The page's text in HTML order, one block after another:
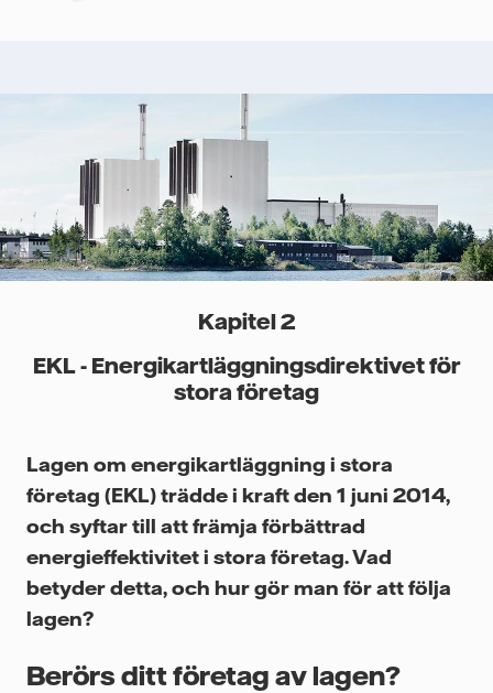
Kapitel 2
EKL - Energikartläggningsdirektivet för
stora företag
Lagen om energikartläggning i stora
företag (EKL) trädde i kraft den 1 juni 2014,
och syftar till att främja förbättrad
energieffektivitet i stora företag. Vad
betyder detta, och hur gör man för att följa
lagen?
Berörs ditt företag av lagen?